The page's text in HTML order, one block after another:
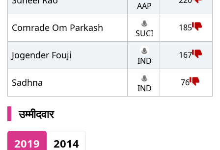
AAP
Comrade Om Parkash SUCI
185
Jogender Fouji IND
167
Sadhna IND
76
उम्मीदवार
2019
2014